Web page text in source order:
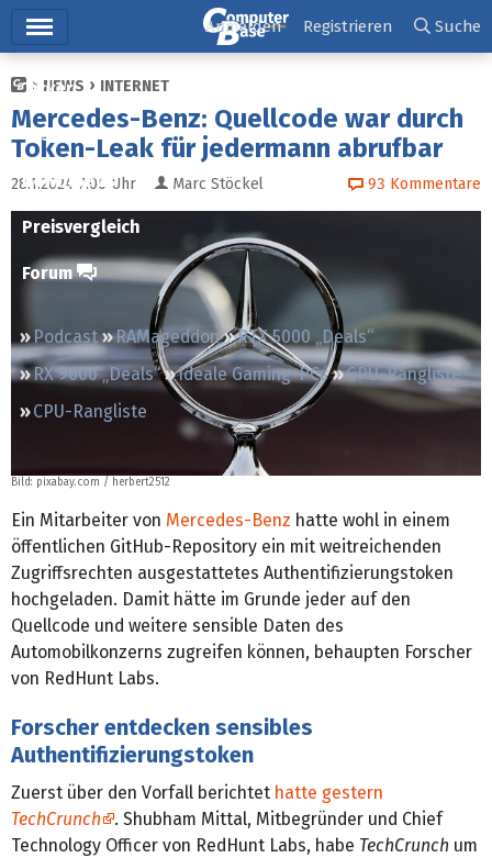
Ticker
Tests
Downloads
Preisvergleich
Forum
Podcast RAMageddon
RTX 5000 „Deals“
RX 9000 „Deals“
Ideale Gaming-PCs
GPU-Rangliste
CPU-Rangliste
Anmelden Registrieren Suche
NEWS INTERNET
Mercedes-Benz: Quellcode war durch
Token-Leak für jedermann abrufbar
28.1.2024 7:00 Uhr Marc Stöckel 93 Kommentare
Bild: pixabay.com / herbert2512
Ein Mitarbeiter von Mercedes-Benz hatte wohl in einem
öffentlichen GitHub-Repository ein mit weitreichenden
Zugriffsrechten ausgestattetes Authentifizierungstoken
hochgeladen. Damit hätte im Grunde jeder auf den
Quellcode und weitere sensible Daten des
Automobilkonzerns zugreifen können, behaupten Forscher
von RedHunt Labs.
Forscher entdecken sensibles
Authentifizierungstoken
Zuerst über den Vorfall berichtet hatte gestern
TechCrunch
. Shubham Mittal, Mitbegründer und Chief
Technology Officer von RedHunt Labs, habe TechCrunch um